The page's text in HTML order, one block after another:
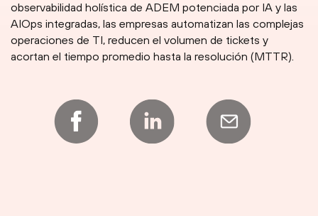
observabilidad holística de ADEM potenciada por IA y las
AIOps integradas, las empresas automatizan las complejas
operaciones de TI, reducen el volumen de tickets y
acortan el tiempo promedio hasta la resolución (MTTR).